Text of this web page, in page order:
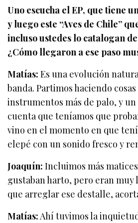
Uno escucha el EP, que tiene
y luego este “Aves de Chile”
incluso ustedes lo catalogan
¿Cómo llegaron a ese paso
Matías: Es una evolución
banda. Partimos haciendo
instrumentos más de palo, y
cuenta que teníamos que
vino en el momento en que
elepé con un sonido fresco y
Joaquín: Incluimos más
gustaban harto, pero eran muy
que arreglar ese destalle,
Matías:Ahí tuvimos la